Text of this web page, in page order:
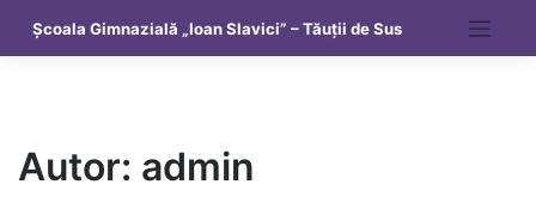
Școala Gimnazială „Ioan Slavici” – Tăuții de Sus
Autor: admin